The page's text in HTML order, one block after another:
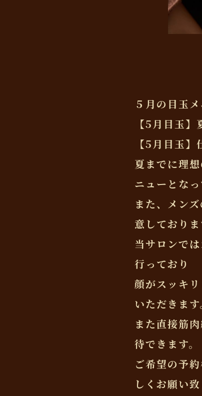
５月の目玉
【5月目玉
【5月目玉
夏までに理
ニューとなっ
また、メン
意しておりま
当サロンで
行っており
顔がスッキ
いただきます
また直接筋
待できます。
ご希望の予
しくお願い致